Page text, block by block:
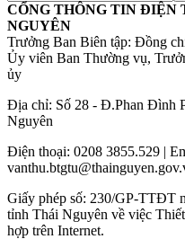
CỔNG THÔNG TIN
NGUYÊN
Trưởng Ban Biên tập: Đồng
Ủy viên Ban Thường vụ,
ủy
Địa chỉ: Số 28 - Đ.Phan Đình
Nguyên
Điện thoại: 0208 3855.529 |
Giấy phép số: 230/GP-TTĐT
tỉnh Thái Nguyên về việc
hợp trên Internet.